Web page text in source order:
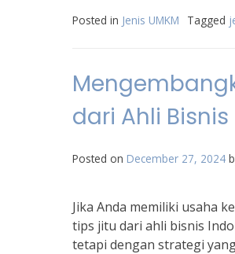
Posted in Jenis UMKM Tagged
dari Ahli
Posted on December 27, 2024
Jika Anda memiliki usaha
tips jitu dari ahli bisnis
tetapi dengan strategi